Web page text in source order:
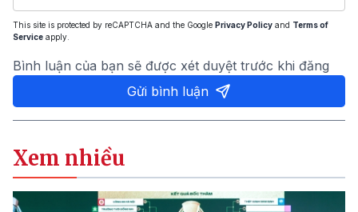
This site is protected by reCAPTCHA and the Google Privacy Policy and Terms of
Service apply.
Bình luận của bạn sẽ được xét duyệt trước khi đăng
Gửi bình luận
Xem nhiều